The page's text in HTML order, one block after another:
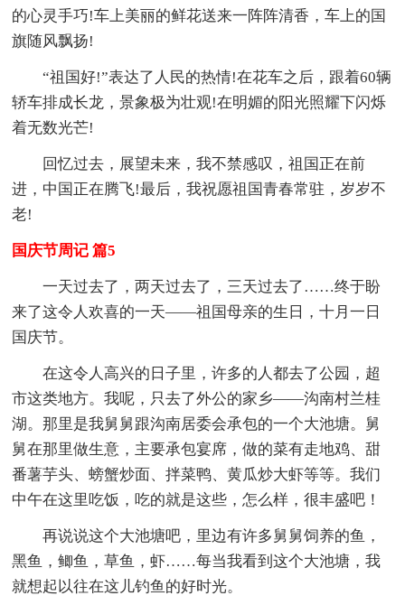
的心灵手巧!车上美丽的鲜花送来一阵阵清香，车上的国
旗随风飘扬!
“祖国好!”表达了人民的热情!在花车之后，跟着60辆
轿车排成长龙，景象极为壮观!在明媚的阳光照耀下闪烁
着无数光芒!
回忆过去，展望未来，我不禁感叹，祖国正在前
进，中国正在腾飞!最后，我祝愿祖国青春常驻，岁岁不
老!
国庆节周记 篇5
一天过去了，两天过去了，三天过去了……终于盼
来了这令人欢喜的一天——祖国母亲的生日，十月一日
国庆节。
在这令人高兴的日子里，许多的人都去了公园，超
市这类地方。我呢，只去了外公的家乡——沟南村兰桂
湖。那里是我舅舅跟沟南居委会承包的一个大池塘。舅
舅在那里做生意，主要承包宴席，做的菜有走地鸡、甜
番薯芋头、螃蟹炒面、拌菜鸭、黄瓜炒大虾等等。我们
中午在这里吃饭，吃的就是这些，怎么样，很丰盛吧！
再说说这个大池塘吧，里边有许多舅舅饲养的鱼，
黑鱼，鲫鱼，草鱼，虾……每当我看到这个大池塘，我
就想起以往在这儿钓鱼的好时光。